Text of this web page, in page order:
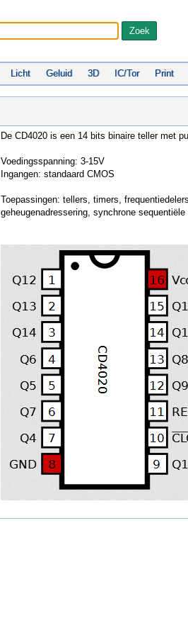
Licht Geluid 3D IC/Tor Print
De CD4020 is een 14 bits binaire teller met
Voedingsspanning: 3-15V
Ingangen: standaard CMOS
Toepassingen: tellers, timers,
geheugenadressering, synchrone